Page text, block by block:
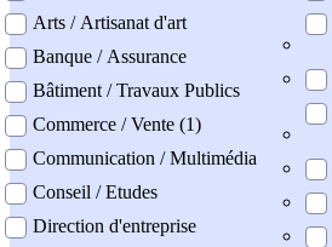
Arts / Artisanat d'art
Banque / Assurance
Bâtiment / Travaux Publics
Commerce / Vente (1)
Communication / Multimédia
Conseil / Etudes
Direction d'entreprise